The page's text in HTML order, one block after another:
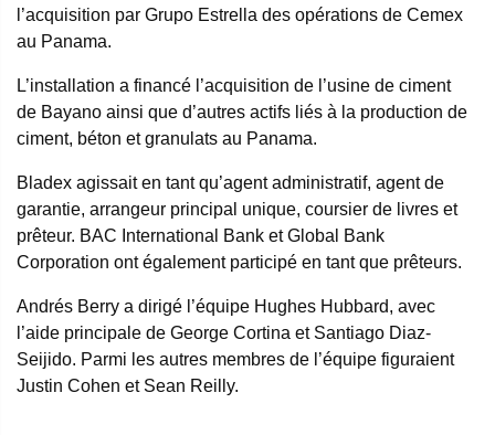
l’acquisition par Grupo Estrella des opérations de Cemex
au Panama.
L’installation a financé l’acquisition de l’usine de ciment
de Bayano ainsi que d’autres actifs liés à la production de
ciment, béton et granulats au Panama.
Bladex agissait en tant qu’agent administratif, agent de
garantie, arrangeur principal unique, coursier de livres et
prêteur. BAC International Bank et Global Bank
Corporation ont également participé en tant que prêteurs.
Andrés Berry a dirigé l’équipe Hughes Hubbard, avec
l’aide principale de George Cortina et Santiago Diaz-
Seijido. Parmi les autres membres de l’équipe figuraient
Justin Cohen et Sean Reilly.